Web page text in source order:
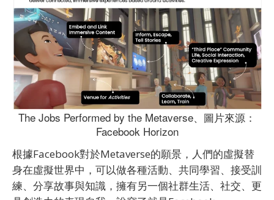
The Jobs Performed by the Metaverse、圖片來源：
Facebook Horizon
根據Facebook對於Metaverse的願景，人們的虛擬替
身在虛擬世界中，可以做各種活動、共同學習、接受訓
練、分享故事與知識，擁有另一個社群生活、社交、更